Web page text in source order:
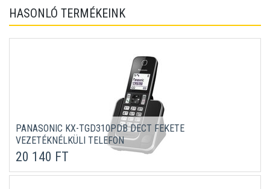
HASONLÓ TERMÉKEINK
PANASONIC KX-TGD310PDB DECT FEKETE
VEZETÉKNÉLKÜLI TELEFON
20 140 FT